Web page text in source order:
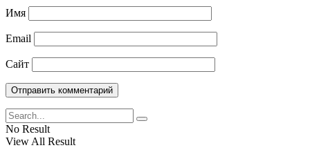
Имя
Email
Сайт
No Result
View All Result